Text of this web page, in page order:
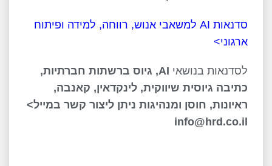
סדנאות AI למשאבי אנוש, רווחה, למידה ופיתוח
ארגוני>
לסדנאות בנושאי
AI, גיוס ברשתות חברתיות,
כתיבה גיוסית שיווקית, לינקדאין, קאנבה,
ראיונות, חוסן ומנהיגות ניתן ליצור קשר במייל>
info@hrd.co.il